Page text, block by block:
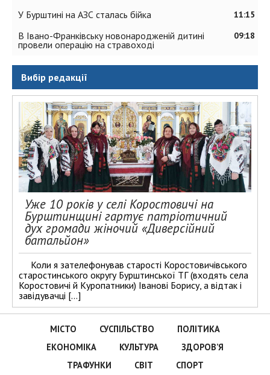
11:15
У Бурштині на АЗС сталась бійка
09:18
В Івано-Франківську новонародженій дитині
провели операцію на стравоході
Вибір редакції
Уже 10 років у селі Коростовичі на
Бурштинщині гартує патріотичний
дух громади жіночий «Диверсійний
батальйон»
Коли я зателефонував старості Коростовичівського
старостинського округу Бурштинської ТГ (входять села
Коростовичі й Куропатники) Іванові Борису, а відтак і
завідувачці […]
МІСТО СУСПІЛЬСТВО
ПОЛІТИКА
ЕКОНОМІКА
КУЛЬТУРА
ЗДОРОВ’Я
ТРАФУНКИ
СВІТ СПОРТ